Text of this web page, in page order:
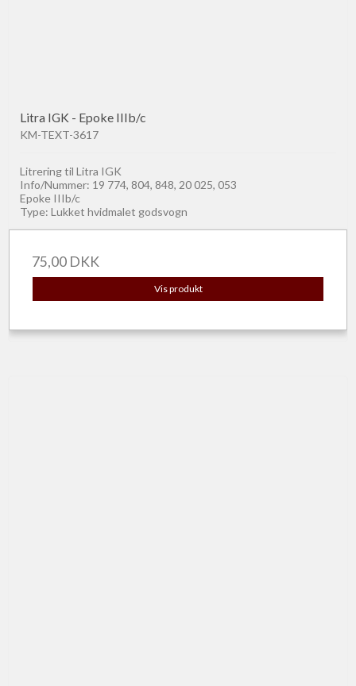
Litra IGK - Epoke IIIb/c
KM-TEXT-3617
Litrering til Litra IGK
Info/Nummer: 19 774, 804, 848, 20 025, 053
Epoke IIIb/c
Type: Lukket hvidmalet godsvogn
75,00 DKK
Vis produkt